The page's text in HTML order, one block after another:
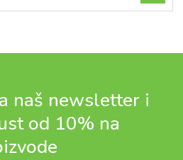
naš newsletter i
od 10% na